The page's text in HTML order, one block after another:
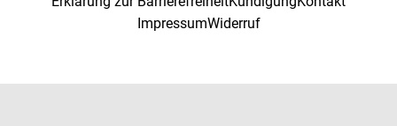
ImpressumWiderruf